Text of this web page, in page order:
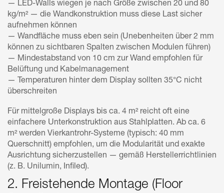
— LED-Walls wiegen je nach Größe zwischen 20 und 80
kg/m² — die Wandkonstruktion muss diese Last sicher
aufnehmen können
— Wandfläche muss eben sein (Unebenheiten über 2 mm
können zu sichtbaren Spalten zwischen Modulen führen)
— Mindestabstand von 10 cm zur Wand empfohlen für
Belüftung und Kabelmanagement
— Temperaturen hinter dem Display sollten 35°C nicht
überschreiten
Für mittelgroße Displays bis ca. 4 m² reicht oft eine
einfachere Unterkonstruktion aus Stahlplatten. Ab ca. 6
m² werden Vierkantrohr-Systeme (typisch: 40 mm
Querschnitt) empfohlen, um die Modularität und exakte
Ausrichtung sicherzustellen — gemäß Herstellerrichtlinien
(z. B. Unilumin, Infiled).
2. Freistehende Montage (Floor